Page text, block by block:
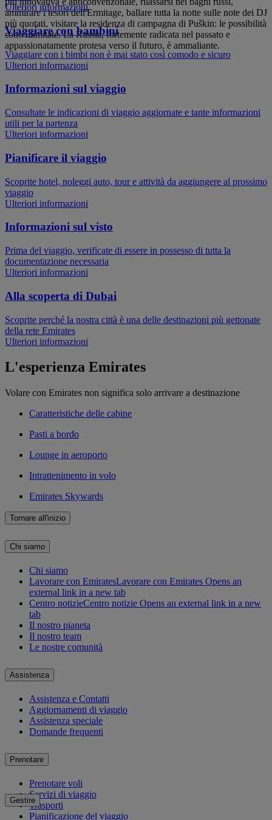
ammirare i tesori dell'Ermitage, ballare tutta la notte sulle note dei DJ
più quotati, visitare la residenza di campagna di Puškin: le possibilità
sono illimitate. La Russia, fortemente radicata nel passato e
appassionatamente protesa verso il futuro, è ammaliante.
Ulteriori informazioni
Viaggiare con bambini
Viaggiare con i bimbi non è mai stato così comodo e sicuro
Ulteriori informazioni
Informazioni sul viaggio
Consultate le indicazioni di viaggio aggiornate e tante informazioni
utili per la partenza
Ulteriori informazioni
Pianificare il viaggio
Scoprite hotel, noleggi auto, tour e attività da aggiungere al prossimo
viaggio
Ulteriori informazioni
Informazioni sul visto
Prima del viaggio, verificate di essere in possesso di tutta la
documentazione necessaria
Ulteriori informazioni
Alla scoperta di Dubai
Scoprite perché la nostra città è una delle destinazioni più gettonate
della rete Emirates
Ulteriori informazioni
L'esperienza Emirates
Volare con Emirates non significa solo arrivare a destinazione
Caratteristiche delle cabine
Pasti a bordo
Lounge in aeroporto
Intrattenimento in volo
Emirates Skywards
Tornare all'inizio
Chi siamo
Chi siamo
Lavorare con EmiratesLavorare con Emirates Opens an
external link in a new tab
Centro notizieCentro notizie Opens an external link in a new
tab
Il nostro pianeta
Il nostro team
Le nostre comunità
Assistenza
Assistenza e Contatti
Aggiornamenti di viaggio
Assistenza speciale
Domande frequenti
Prenotare
Prenotare voli
Servizi di viaggio
Trasporti
Pianificazione del viaggio
Gestire